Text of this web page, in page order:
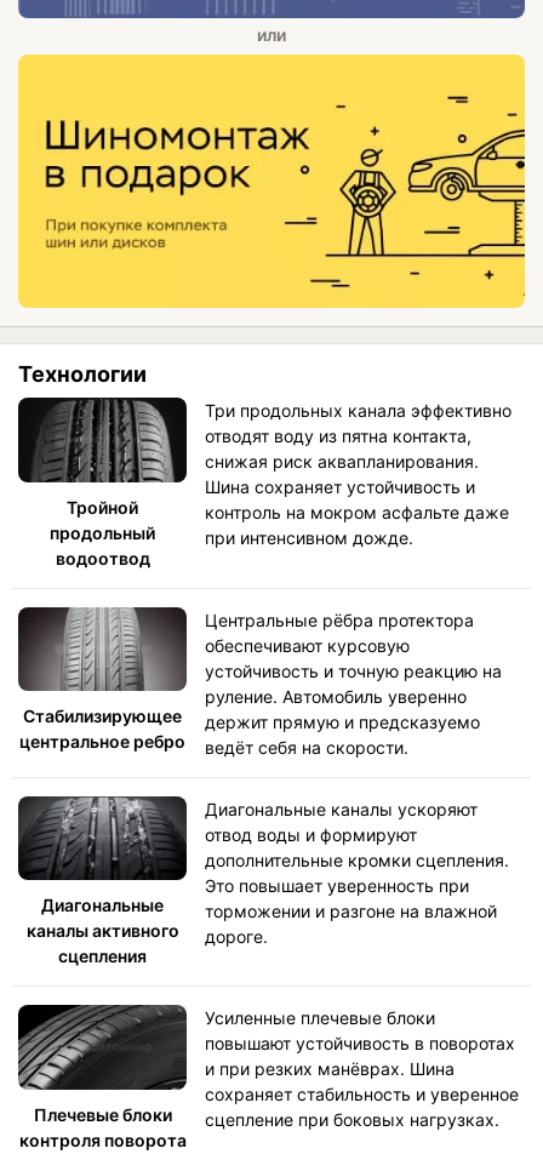
Технологии
Тройной
продольный
водоотвод
Три продольных канала эффективно
отводят воду из пятна контакта,
снижая риск аквапланирования.
Шина сохраняет устойчивость и
контроль на мокром асфальте даже
при интенсивном дожде.
Стабилизирующее
центральное ребро
Центральные рёбра протектора
обеспечивают курсовую
устойчивость и точную реакцию на
руление. Автомобиль уверенно
держит прямую и предсказуемо
ведёт себя на скорости.
Диагональные
каналы активного
сцепления
Диагональные каналы ускоряют
отвод воды и формируют
дополнительные кромки сцепления.
Это повышает уверенность при
торможении и разгоне на влажной
дороге.
Плечевые блоки
контроля поворота
Усиленные плечевые блоки
повышают устойчивость в поворотах
и при резких манёврах. Шина
сохраняет стабильность и уверенное
сцепление при боковых нагрузках.